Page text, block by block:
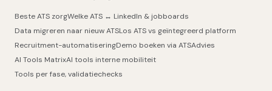
Beste ATS zorgWelke ATS ↔ LinkedIn & jobboards
Data migreren naar nieuw ATSLos ATS vs geïntegreerd platform
Recruitment-automatiseringDemo boeken via ATSAdvies
AI Tools MatrixAI tools interne mobiliteit
Tools per fase, validatiechecks